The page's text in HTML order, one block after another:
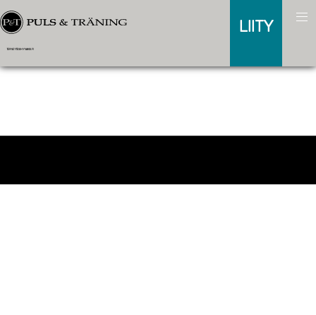
TERVEYTESIHYVAKSI.FI
LIITY